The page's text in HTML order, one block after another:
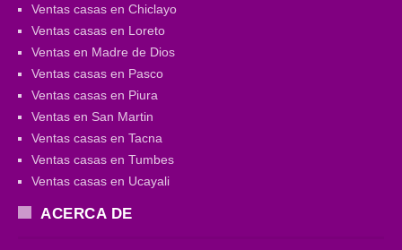
Ventas casas en Chiclayo
Ventas casas en Loreto
Ventas en Madre de Dios
Ventas casas en Pasco
Ventas casas en Piura
Ventas en San Martin
Ventas casas en Tacna
Ventas casas en Tumbes
Ventas casas en Ucayali
ACERCA DE